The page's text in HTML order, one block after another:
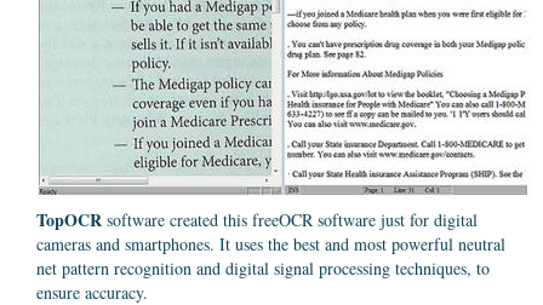
TopOCR software created this freeOCR software just for digital
cameras and smartphones. It uses the best and most powerful neutral
net pattern recognition and digital signal processing techniques, to
ensure accuracy.